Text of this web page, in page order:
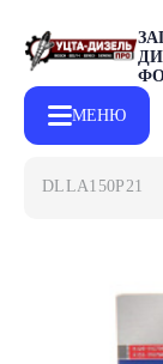
МЕНЮ
DLLA150P2153